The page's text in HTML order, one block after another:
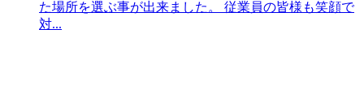
た場所を選ぶ事が出来ました。 従業員の皆様も笑顔で
対...